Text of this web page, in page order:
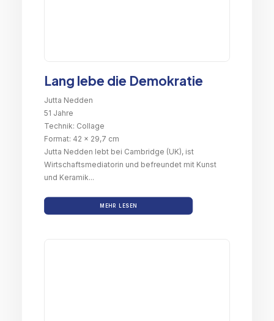
Lang lebe die Demokratie
Jutta Nedden
51 Jahre
Technik: Collage
Format: 42 x 29,7 cm
Jutta Nedden lebt bei Cambridge (UK), ist
Wirtschaftsmediatorin und befreundet mit Kunst
und Keramik...
MEHR LESEN